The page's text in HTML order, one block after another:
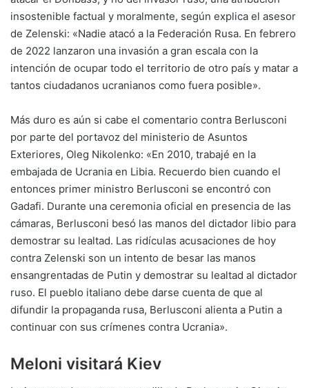
insostenible factual y moralmente, según explica el asesor
de Zelenski: «Nadie atacó a la Federación Rusa. En febrero
de 2022 lanzaron una invasión a gran escala con la
intención de ocupar todo el territorio de otro país y matar a
tantos ciudadanos ucranianos como fuera posible».
Más duro es aún si cabe el comentario contra Berlusconi
por parte del portavoz del ministerio de Asuntos
Exteriores, Oleg Nikolenko: «En 2010, trabajé en la
embajada de Ucrania en Libia. Recuerdo bien cuando el
entonces primer ministro Berlusconi se encontró con
Gadafi. Durante una ceremonia oficial en presencia de las
cámaras, Berlusconi besó las manos del dictador libio para
demostrar su lealtad. Las ridículas acusaciones de hoy
contra Zelenski son un intento de besar las manos
ensangrentadas de Putin y demostrar su lealtad al dictador
ruso. El pueblo italiano debe darse cuenta de que al
difundir la propaganda rusa, Berlusconi alienta a Putin a
continuar con sus crímenes contra Ucrania».
Meloni visitará Kiev